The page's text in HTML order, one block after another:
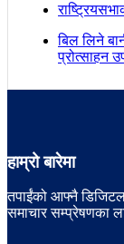
बिल लिने
प्रोत्साहन
हाम्रो बारेमा
तपाईंको आफ्नै डिजिटल
समाचार सम्प्रेषणका